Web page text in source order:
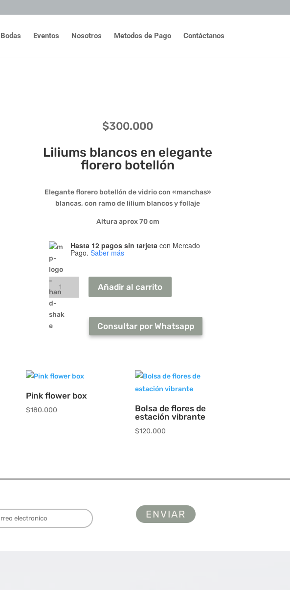
Bodas Eventos Nosotros Metodos de Pago Contáctanos
$300.000
Liliums blancos en elegante
florero botellón
Elegante florero botellón de vidrio con «manchas»
blancas, con ramo de lilium blancos y follaje
Altura aprox 70 cm
Hasta 12 pagos sin tarjetacon Mercado
Pago. Saber más
Liliums
blancos
elegante
florero
botellón
cantidad
Añadir al carrito
Consultar por Whatsapp
Pink flower box
$180.000
Bolsa de flores de
estación vibrante
$120.000